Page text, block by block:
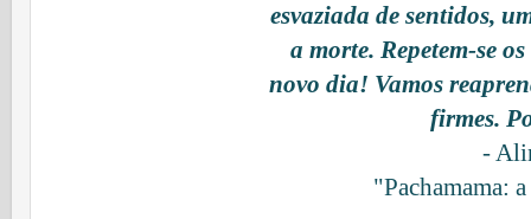
esvaziada de sentidos,
a morte. Repetem-se
novo dia! Vamos
firmes.
-
"Pachamama: